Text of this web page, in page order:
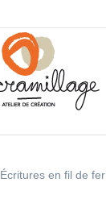
Écritures en fil de fer